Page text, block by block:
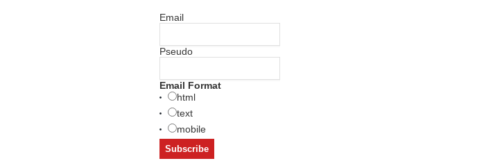
Email
Pseudo
Email Format
html
text
mobile